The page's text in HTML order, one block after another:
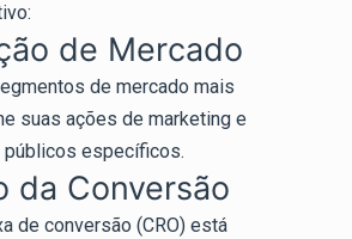
de Mercado
de mercado mais
suas ações de marketing e
específicos.
da Conversão
de conversão (CRO) está